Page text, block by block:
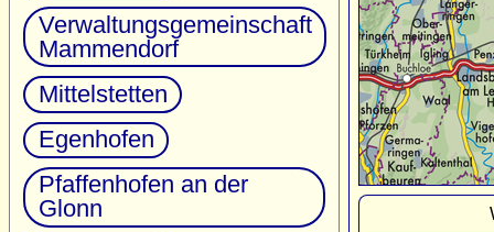
Verwaltungsgemeinschaft
Mammendorf
Mittelstetten
Egenhofen
Pfaffenhofen an der
Glonn